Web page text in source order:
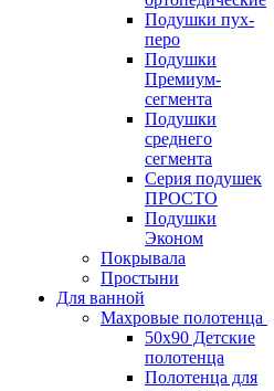
Подушки пух-
перо
Подушки
Премиум-
сегмента
Подушки
среднего
сегмента
Серия подушек
ПРОСТО
Подушки
Эконом
Покрывала
Простыни
Для ванной
Махровые полотенца
50х90 Детские
полотенца
Полотенца для